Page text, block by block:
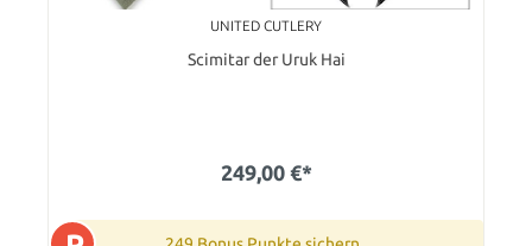
UNITED CUTLERY
Scimitar der Uruk Hai
249,00 €*